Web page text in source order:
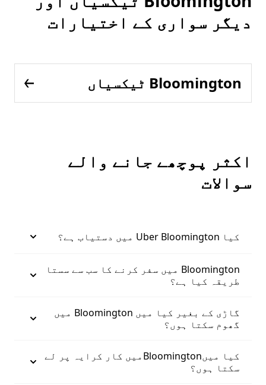
دیگر سواری کے اختیارات
Bloomington ٹیکسیاں
اکثر پوچھے جانے والے
سوالات
کیا Uber Bloomington میں دستیاب ہے؟
Bloomington میں سفر کرنے کا سب سے سستا
طریقہ کیا ہے؟
گاڑی کے بغیر کیا میں Bloomington میں
گھوم سکتا ہوں؟
کیا میںBloomingtonمیں کار کرایہ پر لے
سکتا ہوں؟